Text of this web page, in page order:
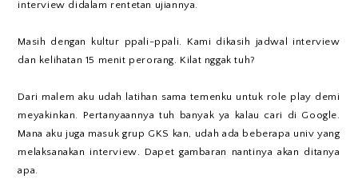
interview didalam rentetan ujiannya.
Masih dengan kultur ppali-ppali. Kami dikasih jadwal interview
dan kelihatan 15 menit perorang. Kilat nggak tuh?
Dari malem aku udah latihan sama temenku untuk role play demi
meyakinkan. Pertanyaannya tuh banyak ya kalau cari di Google.
Mana aku juga masuk grup GKS kan, udah ada beberapa univ yang
melaksanakan interview. Dapet gambaran nantinya akan ditanya
apa.